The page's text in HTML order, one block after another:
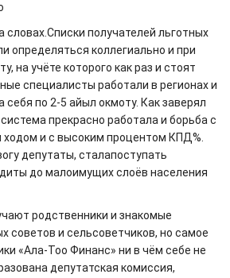
словах.Списки получателей льготных
определяться коллегиально и при
на учёте которого как раз и стоят
специалисты работали в регионах и
себя по 2-5 айыл окмоту. Как заверял
прекрасно работала и борьба с
и с высоким процентом КПД%.
депутаты, сталапоступать
до малоимущих слоёв населения
родственники и знакомые
советов и сельсоветчиков, но самое
«Ала-Тоо Финанс» ни в чём себе не
депутатская комиссия,